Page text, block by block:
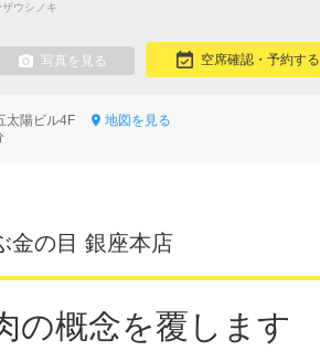
ウシノキ
写真を見る 空席確認・予約する
太陽ビル4F
地図を見る
金の目 銀座本店
の概念を覆します